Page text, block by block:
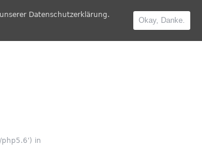
php5.6') in
Datenschutzerklärung.
Okay, Danke.